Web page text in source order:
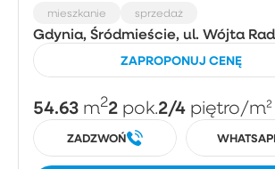
mieszkanie sprzedaż
Gdynia, Śródmieście, ul. Wójta
ZAPROPONUJ CENĘ
54.63 m22 pok.2/4 piętro/m²
ZADZWOŃ